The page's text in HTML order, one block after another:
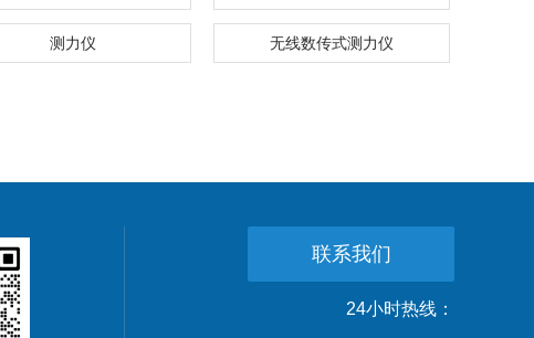
测力仪 无线数传式测力仪
联系我们
24小时热线：